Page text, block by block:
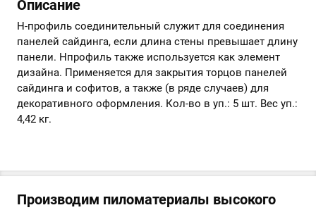
Описание
Н-профиль соединительный служит для соединения
панелей сайдинга, если длина стены превышает длину
панели. Нпрофиль также используется как элемент
дизайна. Применяется для закрытия торцов панелей
сайдинга и софитов, а также (в ряде случаев) для
декоративного оформления. Кол-во в уп.: 5 шт. Вес уп.:
4,42 кг.
Производим пиломатериалы высокого